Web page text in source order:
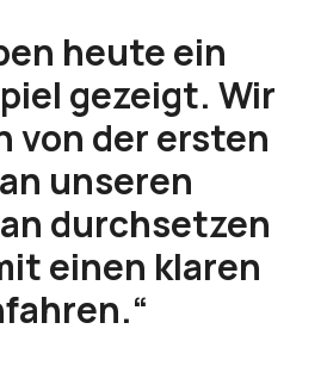
heute ein
gezeigt. Wir
von der ersten
unseren
durchsetzen
einen klaren